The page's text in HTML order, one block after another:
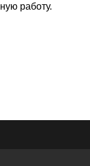
работу.